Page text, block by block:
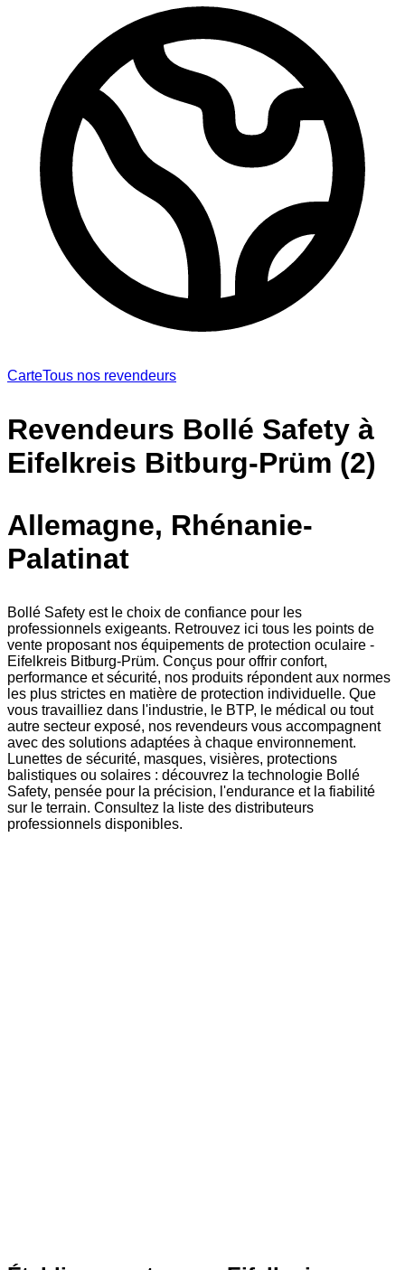
CarteTous nos revendeurs
Revendeurs Bollé Safety à
Eifelkreis Bitburg-Prüm (2)
Allemagne, Rhénanie-
Palatinat
Bollé Safety est le choix de confiance pour les
professionnels exigeants. Retrouvez ici tous les points de
vente proposant nos équipements de protection oculaire -
Eifelkreis Bitburg-Prüm. Conçus pour offrir confort,
performance et sécurité, nos produits répondent aux normes
les plus strictes en matière de protection individuelle. Que
vous travailliez dans l'industrie, le BTP, le médical ou tout
autre secteur exposé, nos revendeurs vous accompagnent
avec des solutions adaptées à chaque environnement.
Lunettes de sécurité, masques, visières, protections
balistiques ou solaires : découvrez la technologie Bollé
Safety, pensée pour la précision, l'endurance et la fiabilité
sur le terrain. Consultez la liste des distributeurs
professionnels disponibles.